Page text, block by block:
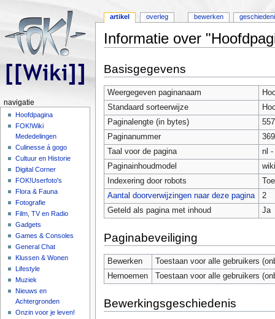
Informatie over
Basisgegevens
Weergegeven paginanaam
Standaard sorteerwijze
Paginalengte (in bytes)
557
Paginanummer
Taal voor de pagina
nl -
Paginainhoudmodel
Indexering door robots
Aantal doorverwijzingen naar deze pagina
2
Geteld als pagina met inhoud
Ja
Paginabeveiliging
Bewerken
Toestaan voor alle gebruikers
Hernoemen
Toestaan voor alle gebruikers
Bewerkingsgeschiedenis
artikel overleg bewerken
navigatie
Hoofdpagina
FOK!Wiki
Mededelingen
Culinesse á gogo
Cultuur en Historie
Digital Corner
FOK!Userfoto's
Flora & Fauna
Fotografie
Film, TV en Radio
Gadgets
Games & Consoles
General Chat
Klussen & Wonen
Lifestyle
Muziek
Nieuws en
Achtergronden
Onzin voor je leven!